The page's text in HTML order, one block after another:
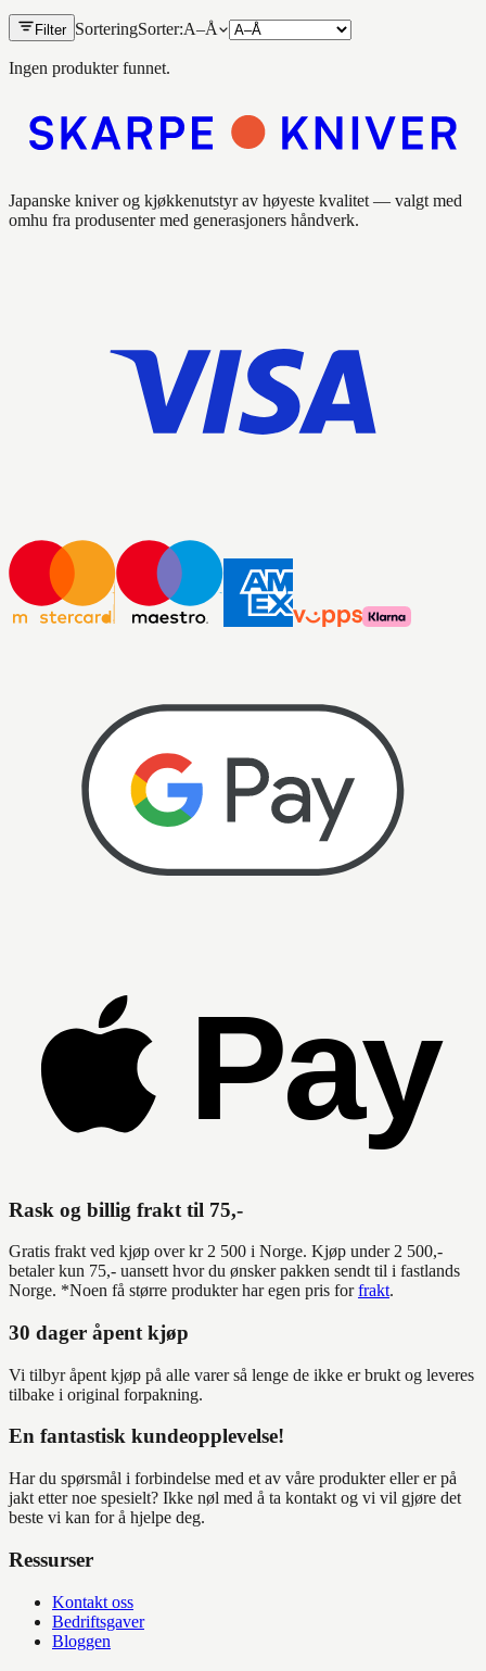
Filter SorteringSorter:A–Å
Ingen produkter funnet.
Japanske kniver og kjøkkenutstyr av høyeste kvalitet — valgt med
omhu fra produsenter med generasjoners håndverk.
Rask og billig frakt til 75,-
Gratis frakt ved kjøp over kr 2 500 i Norge. Kjøp under 2 500,-
betaler kun 75,- uansett hvor du ønsker pakken sendt til i fastlands
Norge. *Noen få større produkter har egen pris for frakt.
30 dager åpent kjøp
Vi tilbyr åpent kjøp på alle varer så lenge de ikke er brukt og leveres
tilbake i original forpakning.
En fantastisk kundeopplevelse!
Har du spørsmål i forbindelse med et av våre produkter eller er på
jakt etter noe spesielt? Ikke nøl med å ta kontakt og vi vil gjøre det
beste vi kan for å hjelpe deg.
Ressurser
Kontakt oss
Bedriftsgaver
Bloggen